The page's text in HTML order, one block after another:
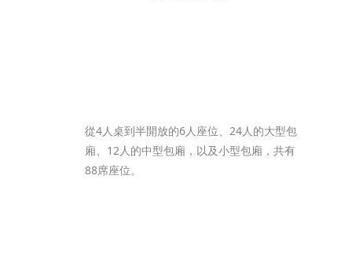
從4人桌到半開放的6人座位、24人的大型包
廂、12人的中型包廂，以及小型包廂，共有
88席座位。